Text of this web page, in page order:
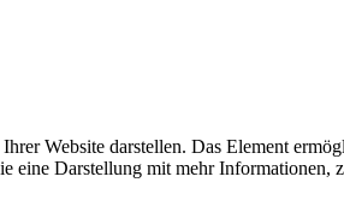
Website darstellen. Das Element
eine Darstellung mit mehr Informationen,